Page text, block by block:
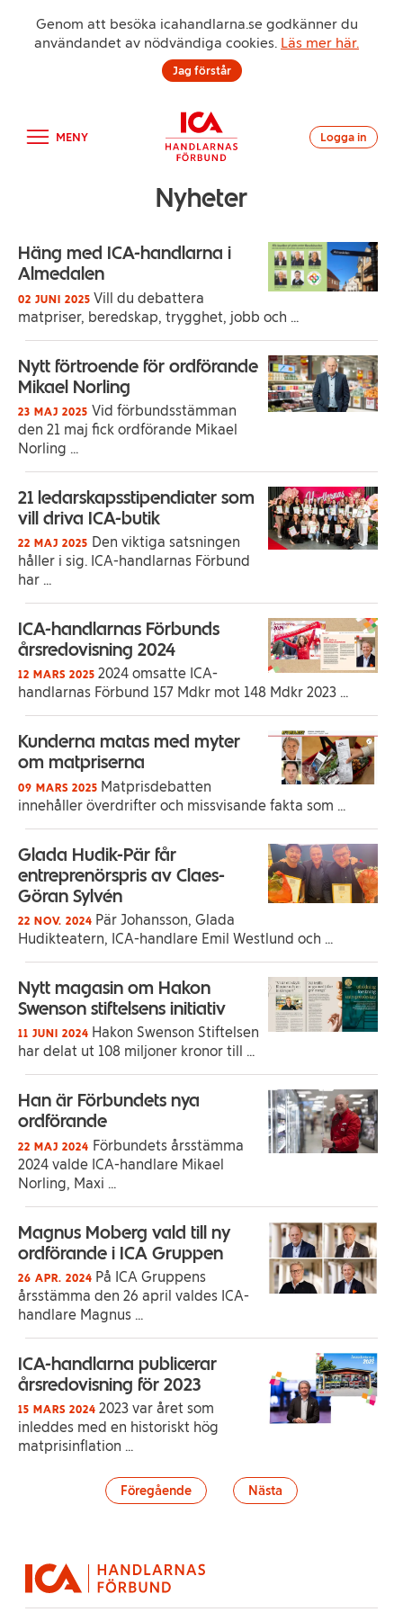
Genom att besöka icahandlarna.se godkänner du
användandet av nödvändiga cookies. Läs mer här.
Jag förstår
MENY Logga in
Nyheter
Häng med ICA-handlarna i
Almedalen
02 JUNI 2025 Vill du debattera
matpriser, beredskap, trygghet, jobb och ...
Nytt förtroende för ordförande
Mikael Norling
23 MAJ 2025 Vid förbundsstämman
den 21 maj fick ordförande Mikael
Norling ...
21 ledarskapsstipendiater som
vill driva ICA-butik
22 MAJ 2025 Den viktiga satsningen
håller i sig. ICA-handlarnas Förbund
har ...
ICA-handlarnas Förbunds
årsredovisning 2024
12 MARS 2025 2024 omsatte ICA-
handlarnas Förbund 157 Mdkr mot 148 Mdkr 2023 ...
Kunderna matas med myter
om matpriserna
09 MARS 2025 Matprisdebatten
innehåller överdrifter och missvisande fakta som ...
Glada Hudik-Pär får
entreprenörspris av Claes-
Göran Sylvén
22 NOV. 2024 Pär Johansson, Glada
Hudikteatern, ICA-handlare Emil Westlund och ...
Nytt magasin om Hakon
Swenson stiftelsens initiativ
11 JUNI 2024 Hakon Swenson Stiftelsen
har delat ut 108 miljoner kronor till ...
Han är Förbundets nya
ordförande
22 MAJ 2024 Förbundets årsstämma
2024 valde ICA-handlare Mikael
Norling, Maxi ...
Magnus Moberg vald till ny
ordförande i ICA Gruppen
26 APR. 2024 På ICA Gruppens
årsstämma den 26 april valdes ICA-
handlare Magnus ...
ICA-handlarna publicerar
årsredovisning för 2023
15 MARS 2024 2023 var året som
inleddes med en historiskt hög
matprisinflation ...
Föregående Nästa